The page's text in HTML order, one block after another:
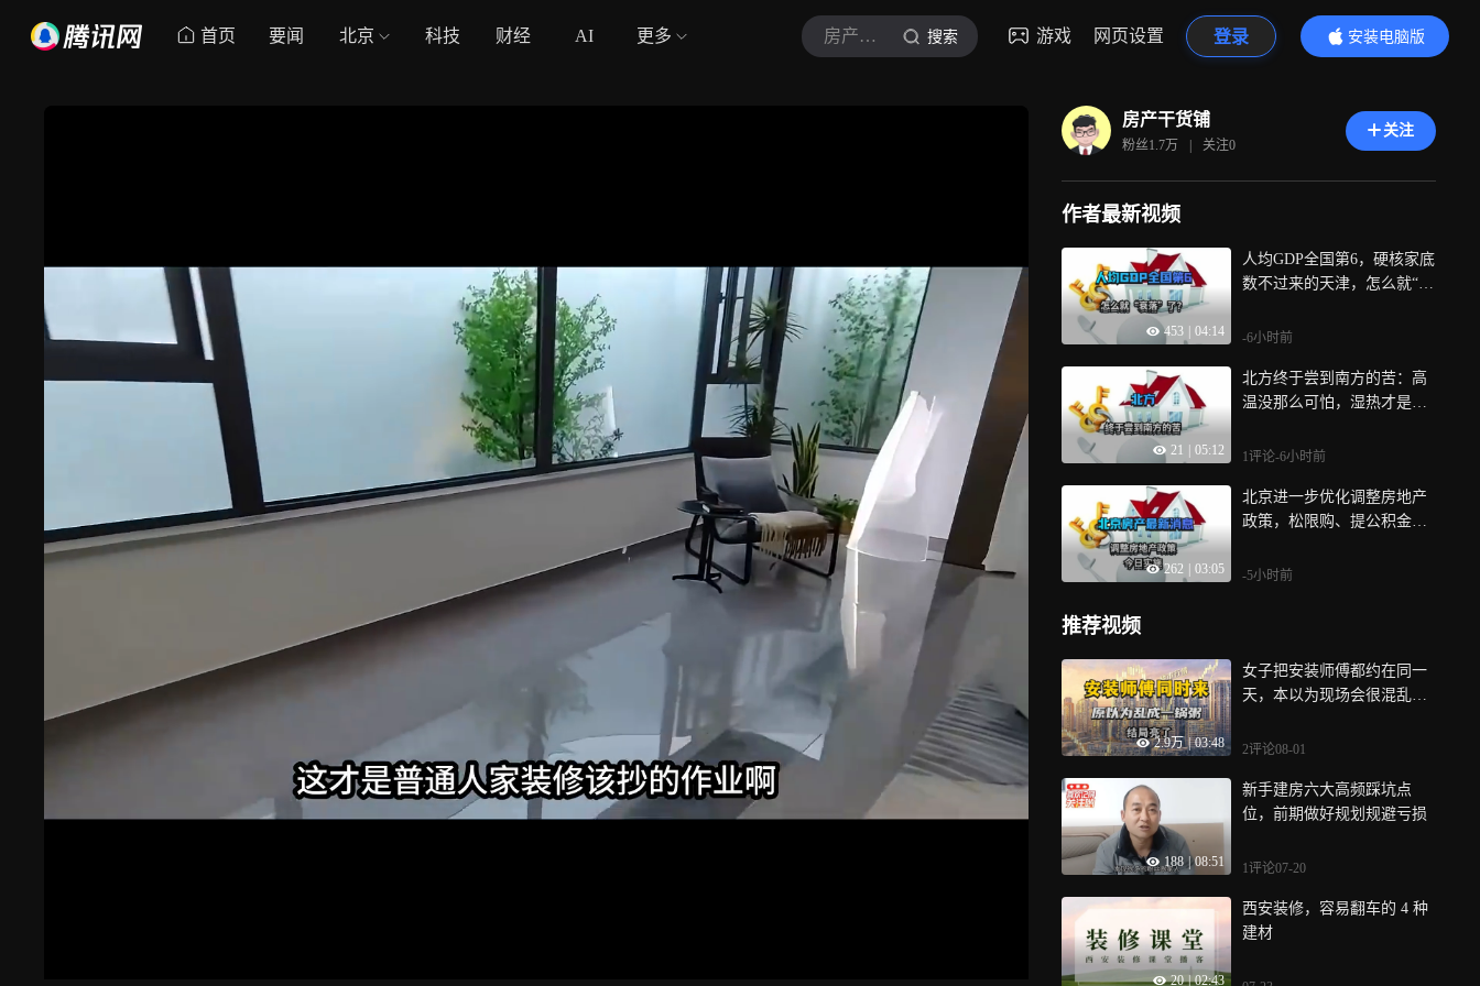
首页 要闻 北京 科技 财经 AI 更多 房产干货铺 搜索 游戏 网页设置 登录
安装电脑版
内容更精彩
房产干货铺
粉丝1.7万 | 关注0
关注
作者最新视频
453 04:14
人均GDP全国第6，硬核家底
数不过来的天津，怎么就“衰
-6小时前
21 05:12
北方终于尝到南方的苦：高
温没那么可怕，湿热才是真
1评论-6小时前
262 03:05
北京进一步优化调整房地产
政策，松限购、提公积金额
-5小时前
推荐视频
2.9万 | 03:48
女子把安装师傅都约在同一
天，本以为现场会很混乱，
解决
2评论08-01
188 08:51
新手建房六大高频踩坑点
位，前期做好规划规避亏损
1评论07-20
20 | 02:43
西安装修，容易翻车的 4 种
建材